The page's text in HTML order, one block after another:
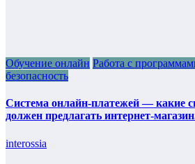
Обучение онлайн Работа с
безопасность
Система онлайн-платежей — какие
должен предлагать интернет-
interossia